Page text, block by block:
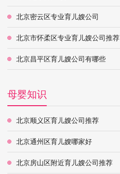
北京密云区专业育儿嫂公司
北京市怀柔区专业育儿嫂公司推荐
北京昌平区育儿嫂公司有哪些
母婴知识
北京顺义区育儿嫂公司推荐
北京通州区育儿嫂哪家好
北京房山区附近育儿嫂公司推荐